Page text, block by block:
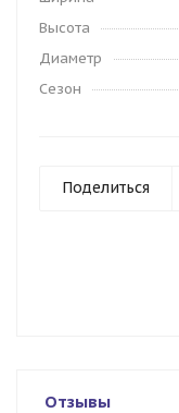
Высота
Диаметр
Сезон
Поделиться
Отзывы